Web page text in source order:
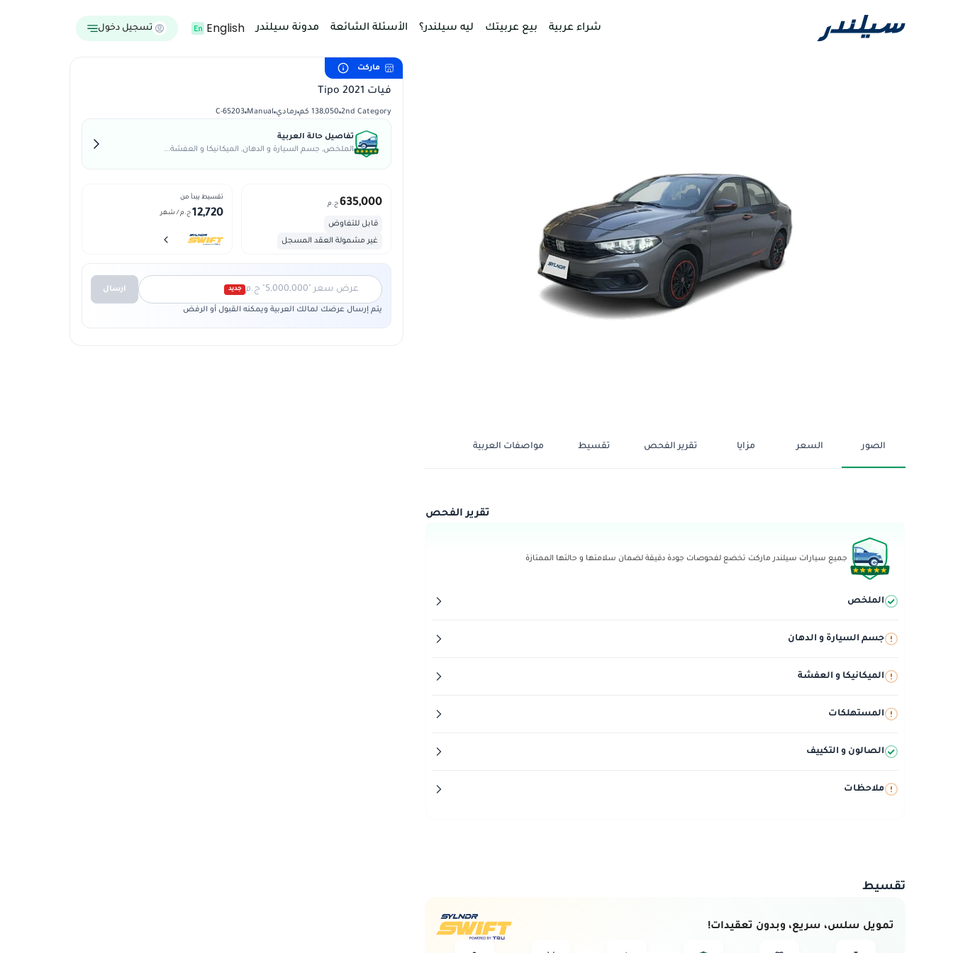
شراء عربية بيع عربيتك ليه سيلندر؟ الأسئلة الشائعة مدونة سيلندر English تسجيل دخول
ماركت
فيات Tipo 2021
2nd Category 138,050 كم رمادي Manual
C-65203
تفاصيل حالة العربية
الملخص, جسم السيارة و الدهان, الميكانيكا و العفشة...
635,000 ج.م
قابل للتفاوض
غير مشمولة العقد المسجل
تقسيط يبدأ من
12,720 ج.م / شهر
عرض سعر "5,000,000" ج.م جديد ارسال
يتم إرسال عرضك لمالك العربية ويمكنه القبول أو الرفض
الصور السعر مزايا تقرير الفحص تقسيط مواصفات العربية
تقرير الفحص
جميع سيارات سيلندر ماركت تخضع لفحوصات جودة دقيقة لضمان سلامتها و حالتها الممتازة
الملخص
جسم السيارة و الدهان
الميكانيكا و العفشة
المستهلكات
الصالون و التكييف
ملاحظات
تقسيط
تمويل سلس، سريع، وبدون تعقيدات!